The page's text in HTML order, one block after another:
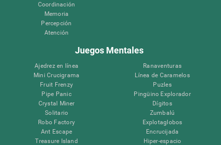
Coordinación
Memoria
Percepción
Atención
Juegos Mentales
Ajedrez en línea
Mini Crucigrama
Fruit Frenzy
Pipe Panic
Crystal Miner
Solitario
Robo Factory
Ant Escape
Treasure Island
Ranaventuras
Línea de Caramelos
Puzles
Pingüino Explorador
Dígitos
Zumbalú
Explotaglobos
Encrucijada
Hiper-espacio